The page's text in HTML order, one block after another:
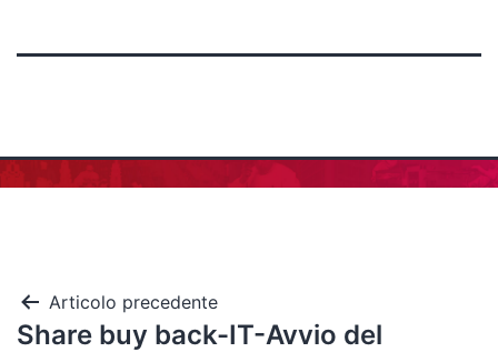
Articolo precedente
Share buy back-IT-Avvio del